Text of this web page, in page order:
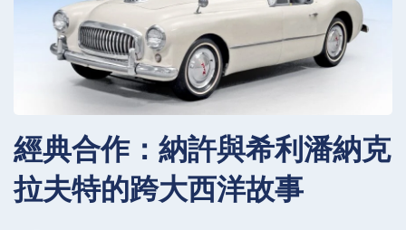
經典合作：納許與希利潘納克
拉夫特的跨大西洋故事